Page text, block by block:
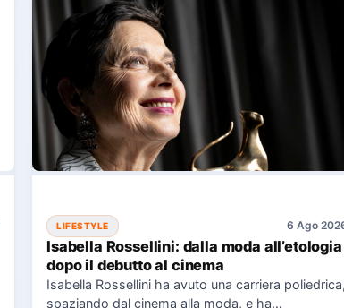
LIFESTYLE 6 Ago
Isabella Rossellini: dalla moda all’etologia
dopo il debutto al cinema
Isabella Rossellini ha avuto una carriera
spaziando dal cinema alla moda, e ha